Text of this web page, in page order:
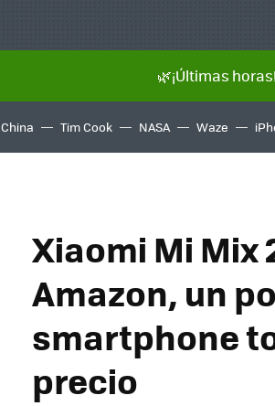
🌿¡Últimas
China Tim Cook NASA Waze
Xiaomi Mi Mix
Amazon, un
smartphone
precio